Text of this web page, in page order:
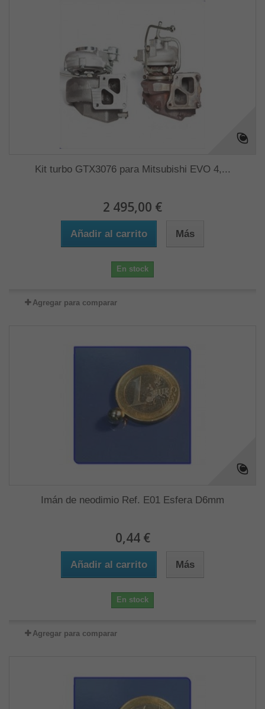
Kit turbo GTX3076 para Mitsubishi EVO 4,...
2 495,00 €
Añadir al carrito Más
En stock
Agregar para comparar
Imán de neodimio Ref. E01 Esfera D6mm
0,44 €
Añadir al carrito Más
En stock
Agregar para comparar